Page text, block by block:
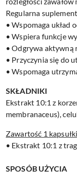
Regularna
• Wspomaga układ
• Wspiera funkcje
• Odgrywa aktywną
• Przyczynia się do
• Wspomaga
SKŁADNIKI
Ekstrakt 10:1 z
membranaceus),
Zawartość 1
• Ekstrakt 10:1 z
SPOSÓB UŻYCIA